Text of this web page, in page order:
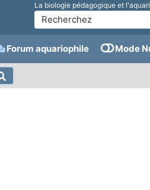
La biologie pédagogique et
Forum aquariophile Mode